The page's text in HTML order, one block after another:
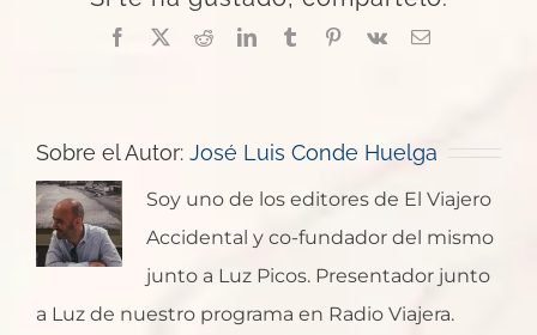
Facebook
X RedditLinkedInTumblrPinterest
Vk
Correo
Sobre el Autor: José Luis Conde Huelga
Soy uno de los editores de El Viajero
Accidental y co-fundador del mismo
junto a Luz Picos. Presentador junto
a Luz de nuestro programa en Radio Viajera.